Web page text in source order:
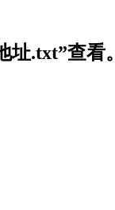
.txt”查看。